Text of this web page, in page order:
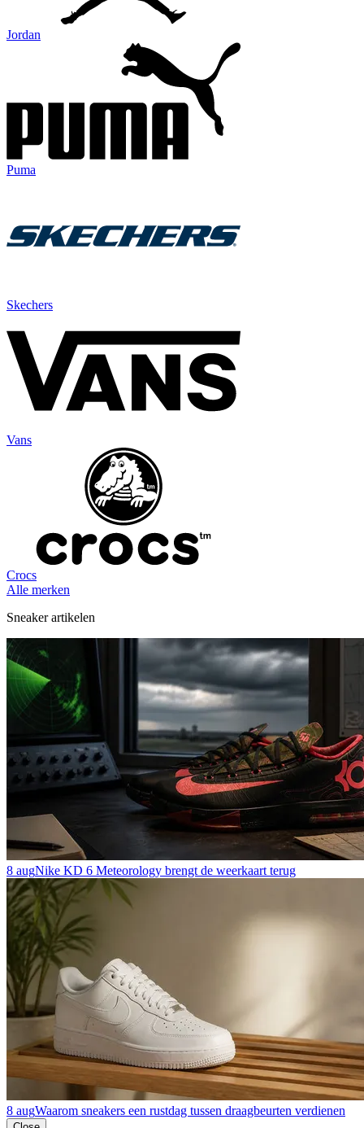
Jordan
Puma
Skechers
Vans
Crocs
Alle merken
Sneaker artikelen
8 augNike KD 6 Meteorology brengt de weerkaart terug
8 augWaarom sneakers een rustdag tussen draagbeurten verdienen